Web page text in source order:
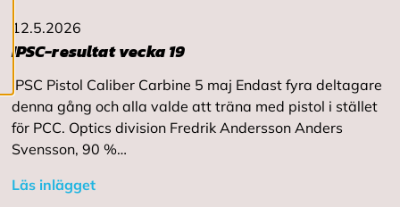
e
s
12.5.2026
IPSC-resultat vecka 19
IPSC Pistol Caliber Carbine 5 maj Endast fyra deltagare
denna gång och alla valde att träna med pistol i stället
för PCC. Optics division Fredrik Andersson Anders
Svensson, 90 %…
Läs inlägget